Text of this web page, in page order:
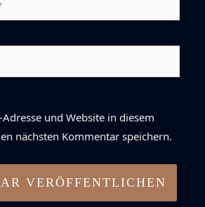
und Website in diesem
nächsten Kommentar speichern.